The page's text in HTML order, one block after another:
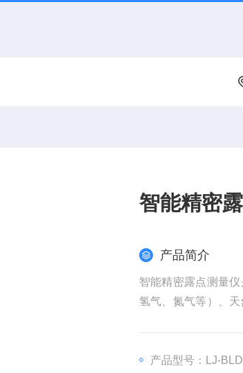
智能精密
产品简介
智能精密露点测量
氢气、氮气等）、
产品型号：LJ-BLD